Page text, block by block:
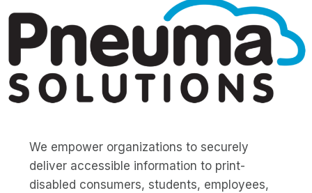
We empower organizations to securely
deliver accessible information to print-
disabled consumers, students, employees,